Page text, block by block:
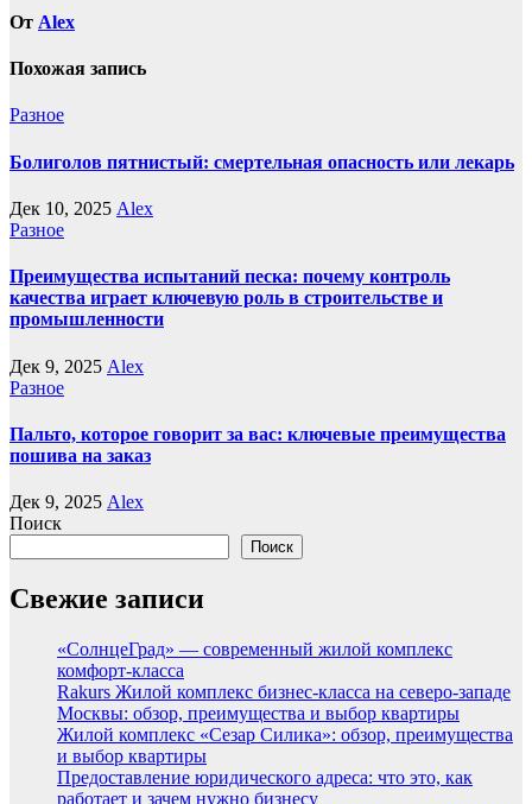
От Alex
Похожая запись
Разное
Болиголов пятнистый: смертельная опасность или лекарь
Дек 10, 2025 Alex
Разное
Преимущества испытаний песка: почему контроль
качества играет ключевую роль в строительстве и
промышленности
Дек 9, 2025 Alex
Разное
Пальто, которое говорит за вас: ключевые преимущества
пошива на заказ
Дек 9, 2025 Alex
Поиск
Поиск
Свежие записи
«СолнцеГрад» — современный жилой комплекс
комфорт-класса
Rakurs Жилой комплекс бизнес-класса на северо-западе
Москвы: обзор, преимущества и выбор квартиры
Жилой комплекс «Сезар Силика»: обзор, преимущества
и выбор квартиры
Предоставление юридического адреса: что это, как
работает и зачем нужно бизнесу